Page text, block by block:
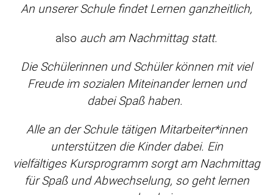
An unserer Schule findet Lernen ganzheitlich,
also auch am Nachmittag statt.
Die Schülerinnen und Schüler können mit viel
Freude im sozialen Miteinander lernen und
dabei Spaß haben.
Alle an der Schule tätigen Mitarbeiter*innen
unterstützen die Kinder dabei. Ein
vielfältiges Kursprogramm sorgt am Nachmittag
für Spaß und Abwechselung, so geht lernen